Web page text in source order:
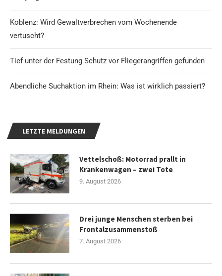
Koblenz: Wird Gewaltverbrechen vom Wochenende
vertuscht?
Tief unter der Festung Schutz vor Fliegerangriffen gefunden
Abendliche Suchaktion im Rhein: Was ist wirklich passiert?
LETZTE MELDUNGEN
Vettelschoß: Motorrad prallt in
Krankenwagen – zwei Tote
9. August 2026
Drei junge Menschen sterben bei
Frontalzusammenstoß
7. August 2026